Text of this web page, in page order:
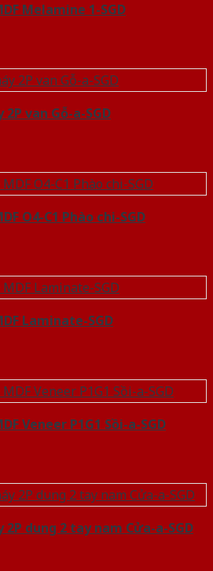
Melamine 1-SGD
van Gỗ-a-SGD
O4-C1 Phào chi-SGD
Laminate-SGD
Veneer P1G1 Sồi-a-SGD
2P dung 2 tay nam Cửa-a-SGD